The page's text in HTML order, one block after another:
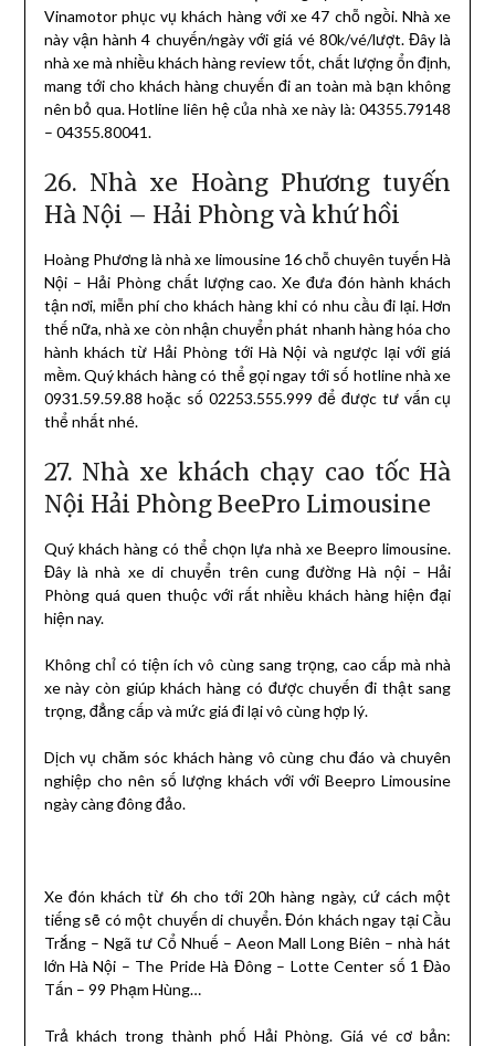
Vinamotor phục vụ khách hàng với xe 47 chỗ ngồi. Nhà xe
này vận hành 4 chuyến/ngày với giá vé 80k/vé/lượt. Đây là
nhà xe mà nhiều khách hàng review tốt, chất lượng ổn định,
mang tới cho khách hàng chuyến đi an toàn mà bạn không
nên bỏ qua. Hotline liên hệ của nhà xe này là: 04355.79148
– 04355.80041.
26. Nhà xe Hoàng Phương tuyến
Hà Nội – Hải Phòng và khứ hồi
Hoàng Phương là nhà xe limousine 16 chỗ chuyên tuyến Hà
Nội – Hải Phòng chất lượng cao. Xe đưa đón hành khách
tận nơi, miễn phí cho khách hàng khi có nhu cầu đi lại. Hơn
thế nữa, nhà xe còn nhận chuyển phát nhanh hàng hóa cho
hành khách từ Hải Phòng tới Hà Nội và ngược lại với giá
mềm. Quý khách hàng có thể gọi ngay tới số hotline nhà xe
0931.59.59.88 hoặc số 02253.555.999 để được tư vấn cụ
thể nhất nhé.
27. Nhà xe khách chạy cao tốc Hà
Nội Hải Phòng BeePro Limousine
Quý khách hàng có thể chọn lựa nhà xe Beepro limousine.
Đây là nhà xe di chuyển trên cung đường Hà nội – Hải
Phòng quá quen thuộc với rất nhiều khách hàng hiện đại
hiện nay.
Không chỉ có tiện ích vô cùng sang trọng, cao cấp mà nhà
xe này còn giúp khách hàng có được chuyến đi thật sang
trọng, đẳng cấp và mức giá đi lại vô cùng hợp lý.
Dịch vụ chăm sóc khách hàng vô cùng chu đáo và chuyên
nghiệp cho nên số lượng khách với với Beepro Limousine
ngày càng đông đảo.
Xe đón khách từ 6h cho tới 20h hàng ngày, cứ cách một
tiếng sẽ có một chuyến di chuyển. Đón khách ngay tại Cầu
Trắng – Ngã tư Cổ Nhuế – Aeon Mall Long Biên – nhà hát
lớn Hà Nội – The Pride Hà Đông – Lotte Center số 1 Đào
Tấn – 99 Phạm Hùng…
Trả khách trong thành phố Hải Phòng. Giá vé cơ bản: